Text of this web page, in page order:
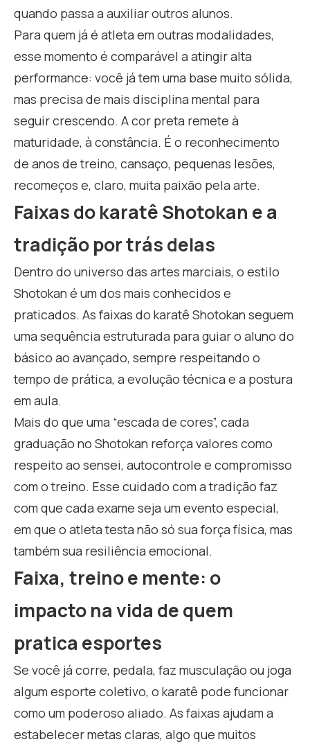
quando passa a auxiliar outros alunos.
Para quem já é atleta em outras modalidades,
esse momento é comparável a atingir alta
performance: você já tem uma base muito sólida,
mas precisa de mais disciplina mental para
seguir crescendo. A cor preta remete à
maturidade, à constância. É o reconhecimento
de anos de treino, cansaço, pequenas lesões,
recomeços e, claro, muita paixão pela arte.
Faixas do karatê Shotokan e a
tradição por trás delas
Dentro do universo das artes marciais, o estilo
Shotokan é um dos mais conhecidos e
praticados. As faixas do karatê Shotokan seguem
uma sequência estruturada para guiar o aluno do
básico ao avançado, sempre respeitando o
tempo de prática, a evolução técnica e a postura
em aula.
Mais do que uma “escada de cores”, cada
graduação no Shotokan reforça valores como
respeito ao sensei, autocontrole e compromisso
com o treino. Esse cuidado com a tradição faz
com que cada exame seja um evento especial,
em que o atleta testa não só sua força física, mas
também sua resiliência emocional.
Faixa, treino e mente: o
impacto na vida de quem
pratica esportes
Se você já corre, pedala, faz musculação ou joga
algum esporte coletivo, o karatê pode funcionar
como um poderoso aliado. As faixas ajudam a
estabelecer metas claras, algo que muitos